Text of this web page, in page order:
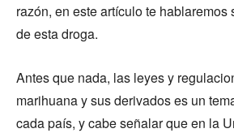
razón, en este artículo te hablaremos
de esta droga.
Antes que nada, las leyes y
marihuana y sus derivados es un
cada país, y cabe señalar que en la